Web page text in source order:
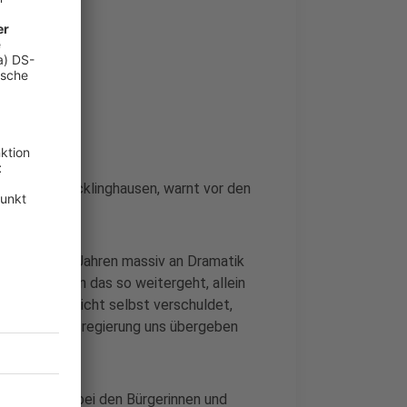
Recklinghausen, warnt vor den
zwei, drei Jahren massiv an Dramatik
wenn das so weitergeht, allein
machen. Nicht selbst verschuldet,
die Landesregierung uns übergeben
bei den Bürgerinnen und